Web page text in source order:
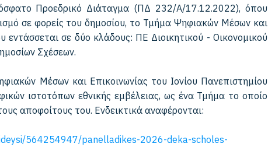
Προεδρικό Διάταγμα (ΠΔ 232/Α/17.12.2022), όπου
σε φορείς του δημοσίου, το Τμήμα Ψηφιακών Μέσων και
εντάσσεται σε δύο κλάδους: ΠΕ Διοικητικού - Οικονομικού
Σχέσεων.
Μέσων και Επικοινωνίας του Ιονίου Πανεπιστημίου
ιστοτόπων εθνικής εμβέλειας, ως ένα Τμήμα τo οποίο
αποφοίτους του. Ενδεικτικά αναφέρονται:
564254947/panelladikes-2026-deka-scholes-